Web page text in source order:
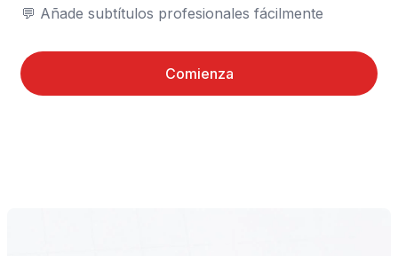
💬 Añade subtítulos profesionales fácilmente
Comienza